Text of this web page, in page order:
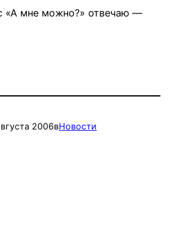
«А мне можно?» отвечаю —
2006вНовости